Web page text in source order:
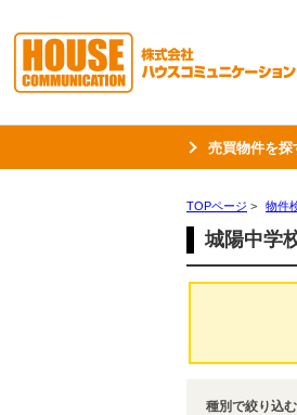
売買物件を探
TOPページ > 物件
城陽中学
種別で絞り込む